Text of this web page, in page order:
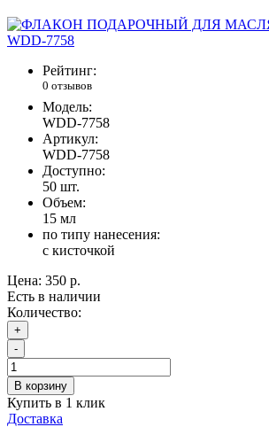
Рейтинг:
0 отзывов
Модель:
WDD-7758
Артикул:
WDD-7758
Доступно:
50 шт.
Объем:
15 мл
по типу нанесения:
с кисточкой
Цена: 350 р.
Есть в наличии
Количество:
+
-
В корзину
Купить в 1 клик
Доставка